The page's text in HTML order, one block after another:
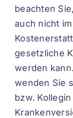
beachten
auch nicht
gesetzliche
werden
wenden Sie
bzw.